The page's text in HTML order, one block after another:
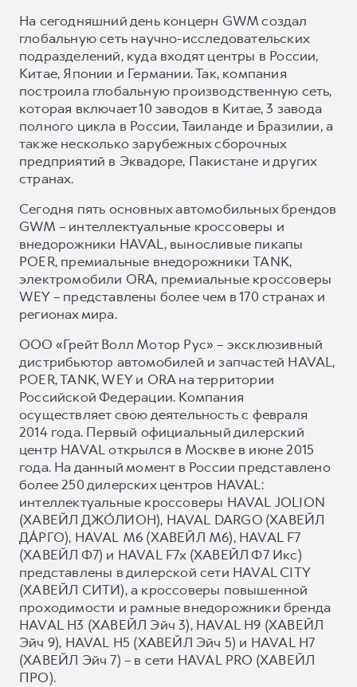
На сегодняшний день концерн GWM создал
глобальную сеть научно-исследовательских
подразделений, куда входят центры в России,
Китае, Японии и Германии. Так, компания
построила глобальную производственную сеть,
которая включает 10 заводов в Китае, 3 завода
полного цикла в России, Таиланде и Бразилии, а
также несколько зарубежных сборочных
предприятий в Эквадоре, Пакистане и других
странах.
Сегодня пять основных автомобильных брендов
GWM – интеллектуальные кроссоверы и
внедорожники HAVAL, выносливые пикапы
POER, премиальные внедорожники TANK,
электромобили ORA, премиальные кроссоверы
WEY – представлены более чем в 170 странах и
регионах мира.
ООО «Грейт Волл Мотор Рус» – эксклюзивный
дистрибьютор автомобилей и запчастей HAVAL,
POER, TANK, WEY и ORA на территории
Российской Федерации. Компания
осуществляет свою деятельность с февраля
2014 года. Первый официальный дилерский
центр HAVAL открылся в Москве в июне 2015
года. На данный момент в России представлено
более 250 дилерских центров HAVAL:
интеллектуальные кроссоверы HAVAL JOLION
(ХАВЕЙЛ ДЖО́ЛИОН), HAVAL DARGO (ХАВЕЙЛ
ДА́РГО), HAVAL М6 (ХАВЕЙЛ M6), HAVAL F7
(ХАВЕЙЛ Ф7) и HAVAL F7x (ХАВЕЙЛ Ф7 Икс)
представлены в дилерской сети HAVAL CITY
(ХАВЕЙЛ СИТИ), а кроссоверы повышенной
проходимости и рамные внедорожники бренда
HAVAL H3 (ХАВЕЙЛ Эйч 3), HAVAL H9 (ХАВЕЙЛ
Эйч 9), HAVAL H5 (ХАВЕЙЛ Эйч 5) и HAVAL H7
(ХАВЕЙЛ Эйч 7) – в сети HAVAL PRO (ХАВЕЙЛ
ПРО).